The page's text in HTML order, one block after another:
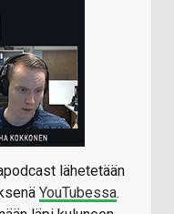
lähetetään
YouTubessa.